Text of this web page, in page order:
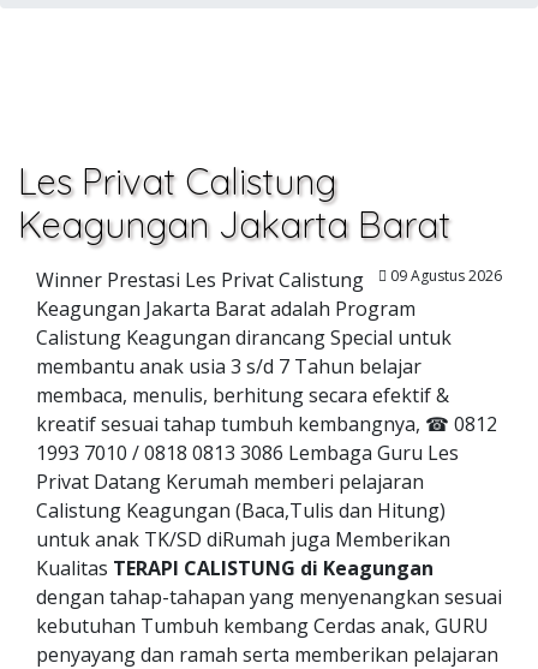
Les Privat Calistung
Keagungan Jakarta Barat
09 Agustus 2026
Winner Prestasi Les Privat Calistung
Keagungan Jakarta Barat adalah Program
Calistung Keagungan dirancang Special untuk
membantu anak usia 3 s/d 7 Tahun belajar
membaca, menulis, berhitung secara efektif &
kreatif sesuai tahap tumbuh kembangnya, ☎ 0812
1993 7010 / 0818 0813 3086 Lembaga Guru Les
Privat Datang Kerumah memberi pelajaran
Calistung Keagungan (Baca,Tulis dan Hitung)
untuk anak TK/SD diRumah juga Memberikan
Kualitas TERAPI CALISTUNG di Keagungan
dengan tahap-tahapan yang menyenangkan sesuai
kebutuhan Tumbuh kembang Cerdas anak, GURU
penyayang dan ramah serta memberikan pelajaran